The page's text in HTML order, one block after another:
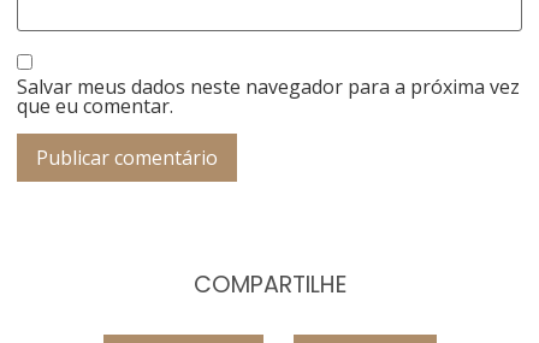
Salvar meus dados neste navegador para a próxima vez
que eu comentar.
COMPARTILHE